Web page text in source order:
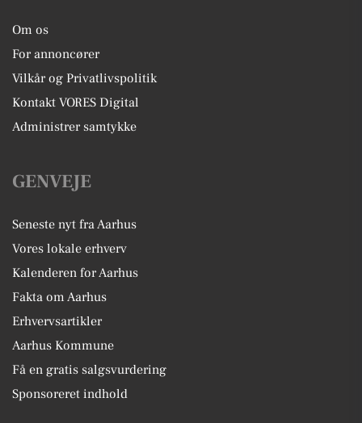
Om os
For annoncører
Vilkår og Privatlivspolitik
Kontakt VORES Digital
Administrer samtykke
GENVEJE
Seneste nyt fra Aarhus
Vores lokale erhverv
Kalenderen for Aarhus
Fakta om Aarhus
Erhvervsartikler
Aarhus Kommune
Få en gratis salgsvurdering
Sponsoreret indhold